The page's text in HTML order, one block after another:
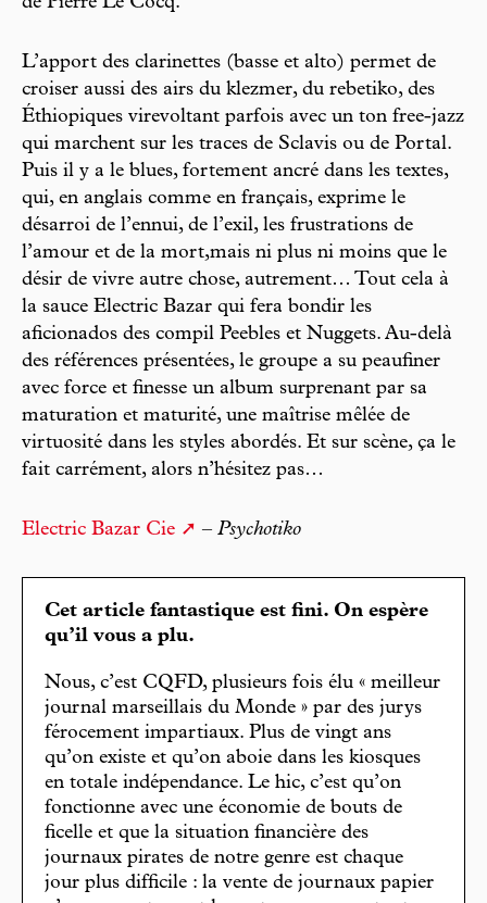
L’apport des clarinettes (basse et alto) permet de
croiser aussi des airs du klezmer, du rebetiko, des
Éthiopiques virevoltant parfois avec un ton free-jazz
qui marchent sur les traces de Sclavis ou de Portal.
Puis il y a le blues, fortement ancré dans les textes,
qui, en anglais comme en français, exprime le
désarroi de l’ennui, de l’exil, les frustrations de
l’amour et de la mort,mais ni plus ni moins que le
désir de vivre autre chose, autrement… Tout cela à
la sauce Electric Bazar qui fera bondir les
aficionados des compil Peebles et Nuggets. Au-delà
des références présentées, le groupe a su peaufiner
avec force et finesse un album surprenant par sa
maturation et maturité, une maîtrise mêlée de
virtuosité dans les styles abordés. Et sur scène, ça le
fait carrément, alors n’hésitez pas…
Electric Bazar Cie – Psychotiko
Cet article fantastique est fini. On espère
qu’il vous a plu.
Nous, c’est CQFD, plusieurs fois élu « meilleur
journal marseillais du Monde » par des jurys
férocement impartiaux. Plus de vingt ans
qu’on existe et qu’on aboie dans les kiosques
en totale indépendance. Le hic, c’est qu’on
fonctionne avec une économie de bouts de
ficelle et que la situation financière des
journaux pirates de notre genre est chaque
jour plus difficile : la vente de journaux papier